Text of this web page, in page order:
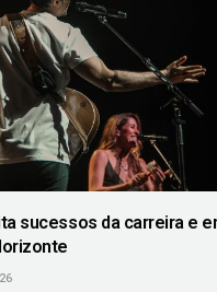
sucessos da carreira e